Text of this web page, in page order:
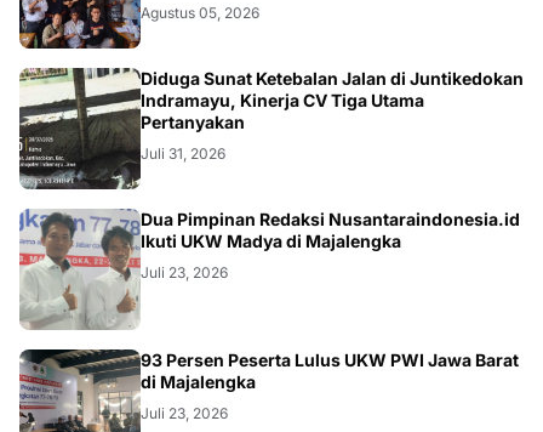
Agustus 05, 2026
KRIMINAL
Diduga Sunat Ketebalan Jalan di Juntikedokan
Indramayu, Kinerja CV Tiga Utama
Pertanyakan
Juli 31, 2026
Dua Pimpinan Redaksi Nusantaraindonesia.id
Ikuti UKW Madya di Majalengka
Juli 23, 2026
93 Persen Peserta Lulus UKW PWI Jawa Barat
di Majalengka
Juli 23, 2026